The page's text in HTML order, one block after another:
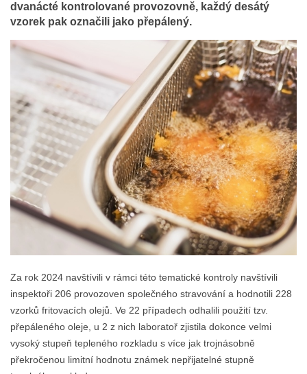
dvanácté kontrolované provozovně, každý desátý
vzorek pak označili jako přepálený.
Za rok 2024 navštívili v rámci této tematické kontroly navštívili
inspektoři 206 provozoven společného stravování a hodnotili 228
vzorků fritovacích olejů. Ve 22 případech odhalili použití tzv.
přepáleného oleje, u 2 z nich laboratoř zjistila dokonce velmi
vysoký stupeň tepleného rozkladu s více jak trojnásobně
překročenou limitní hodnotu známek nepřijatelné stupně